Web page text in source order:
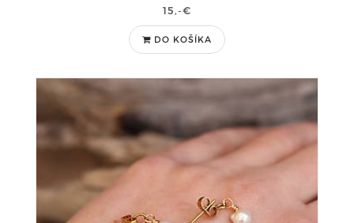
15,-€
DO KOŠÍKA